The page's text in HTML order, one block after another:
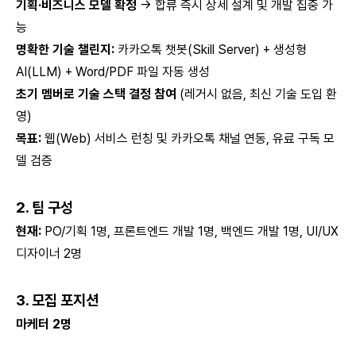
기획·비즈니스 모델 확정 → 합류 즉시 상세 설계 및 개발 집중 가
능
명확한 기술 챌린지: 카카오톡 챗봇(Skill Server) + 생성형
AI(LLM) + Word/PDF 파일 자동 생성
초기 멤버로 기술 스택 결정 참여 (레거시 없음, 최신 기술 도입 환
영)
목표: 웹(Web) 서비스 런칭 및 카카오톡 채널 연동, 유료 구독 모
델 검증
2. 팀 구성
현재: PO/기획 1명, 프론트엔드 개발 1명, 백엔드 개발 1명, UI/UX
디자이너 2명
3. 모집 포지션
마케터 2명